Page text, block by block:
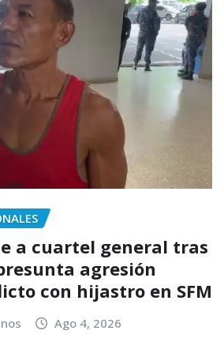
a cuartel general tras
agresión
con hijastro en SFM
Ago 4, 2026